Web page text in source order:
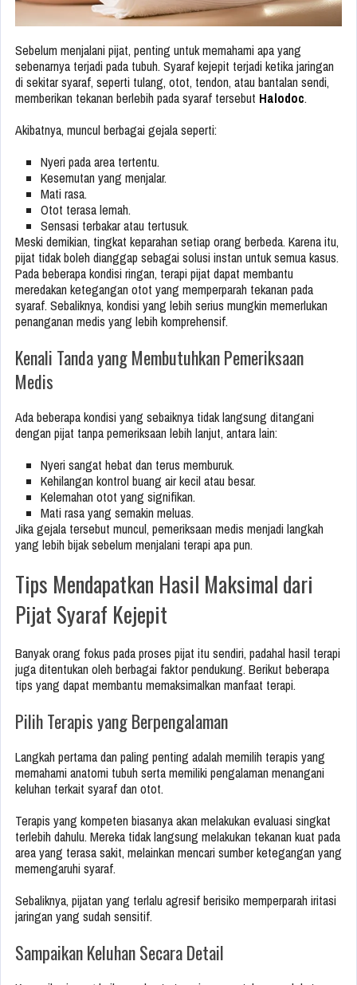
Sebelum menjalani pijat, penting untuk memahami apa yang
sebenarnya terjadi pada tubuh. Syaraf kejepit terjadi ketika jaringan
di sekitar syaraf, seperti tulang, otot, tendon, atau bantalan sendi,
memberikan tekanan berlebih pada syaraf tersebut Halodoc.
Akibatnya, muncul berbagai gejala seperti:
Nyeri pada area tertentu.
Kesemutan yang menjalar.
Mati rasa.
Otot terasa lemah.
Sensasi terbakar atau tertusuk.
Meski demikian, tingkat keparahan setiap orang berbeda. Karena itu,
pijat tidak boleh dianggap sebagai solusi instan untuk semua kasus.
Pada beberapa kondisi ringan, terapi pijat dapat membantu
meredakan ketegangan otot yang memperparah tekanan pada
syaraf. Sebaliknya, kondisi yang lebih serius mungkin memerlukan
penanganan medis yang lebih komprehensif.
Kenali Tanda yang Membutuhkan Pemeriksaan
Medis
Ada beberapa kondisi yang sebaiknya tidak langsung ditangani
dengan pijat tanpa pemeriksaan lebih lanjut, antara lain:
Nyeri sangat hebat dan terus memburuk.
Kehilangan kontrol buang air kecil atau besar.
Kelemahan otot yang signifikan.
Mati rasa yang semakin meluas.
Jika gejala tersebut muncul, pemeriksaan medis menjadi langkah
yang lebih bijak sebelum menjalani terapi apa pun.
Tips Mendapatkan Hasil Maksimal dari
Pijat Syaraf Kejepit
Banyak orang fokus pada proses pijat itu sendiri, padahal hasil terapi
juga ditentukan oleh berbagai faktor pendukung. Berikut beberapa
tips yang dapat membantu memaksimalkan manfaat terapi.
Pilih Terapis yang Berpengalaman
Langkah pertama dan paling penting adalah memilih terapis yang
memahami anatomi tubuh serta memiliki pengalaman menangani
keluhan terkait syaraf dan otot.
Terapis yang kompeten biasanya akan melakukan evaluasi singkat
terlebih dahulu. Mereka tidak langsung melakukan tekanan kuat pada
area yang terasa sakit, melainkan mencari sumber ketegangan yang
memengaruhi syaraf.
Sebaliknya, pijatan yang terlalu agresif berisiko memperparah iritasi
jaringan yang sudah sensitif.
Sampaikan Keluhan Secara Detail